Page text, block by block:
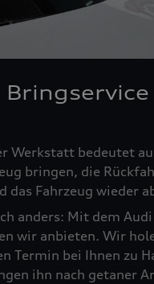
Werkstatt bedeutet
bringen, die
das Fahrzeug wieder
anders: Mit dem
wir anbieten. Wir
Termin bei Ihnen zu
ihn nach getaner